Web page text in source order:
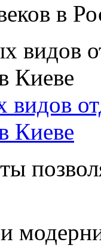
в
видов
Киеве